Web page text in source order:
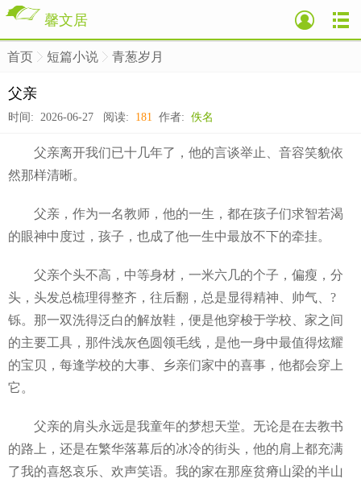
馨文居
首页 短篇小说 青葱岁月
父亲
时间: 2026-06-27 阅读: 181 作者: 佚名
父亲离开我们已十几年了，他的言谈举止、音容笑貌依
然那样清晰。
父亲，作为一名教师，他的一生，都在孩子们求智若渴
的眼神中度过，孩子，也成了他一生中最放不下的牵挂。
父亲个头不高，中等身材，一米六几的个子，偏瘦，分
头，头发总梳理得整齐，往后翻，总是显得精神、帅气、?
铄。那一双洗得泛白的解放鞋，便是他穿梭于学校、家之间
的主要工具，那件浅灰色圆领毛线，是他一身中最值得炫耀
的宝贝，每逢学校的大事、乡亲们家中的喜事，他都会穿上
它。
父亲的肩头永远是我童年的梦想天堂。无论是在去教书
的路上，还是在繁华落幕后的冰冷的街头，他的肩上都充满
了我的喜怒哀乐、欢声笑语。我的家在那座贫瘠山梁的半山